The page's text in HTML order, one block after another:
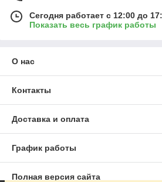
Сегодня работает с 12:00 до
Показать весь график работы
О нас
Контакты
Доставка и оплата
График работы
Полная версия сайта